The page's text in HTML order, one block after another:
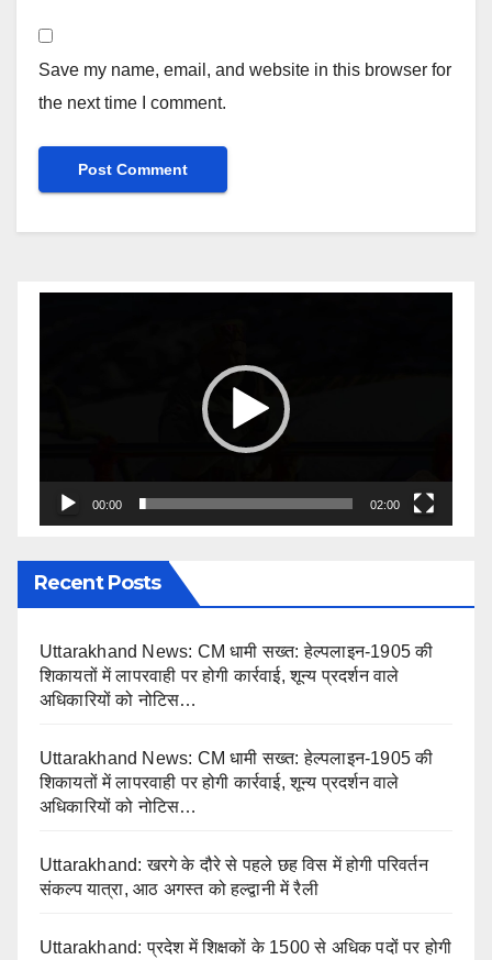
Save my name, email, and website in this browser for
the next time I comment.
00:00 02:00
Recent Posts
Uttarakhand News: CM धामी सख्त: हेल्पलाइन-1905 की
शिकायतों में लापरवाही पर होगी कार्रवाई, शून्य प्रदर्शन वाले
अधिकारियों को नोटिस…
Uttarakhand News: CM धामी सख्त: हेल्पलाइन-1905 की
शिकायतों में लापरवाही पर होगी कार्रवाई, शून्य प्रदर्शन वाले
अधिकारियों को नोटिस…
Uttarakhand: खरगे के दौरे से पहले छह विस में होगी परिवर्तन
संकल्प यात्रा, आठ अगस्त को हल्द्वानी में रैली
Uttarakhand: प्रदेश में शिक्षकों के 1500 से अधिक पदों पर होगी